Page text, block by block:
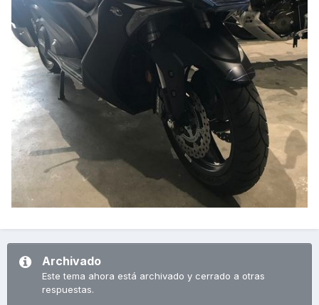
Archivado
Este tema ahora está archivado y cerrado a otras
respuestas.